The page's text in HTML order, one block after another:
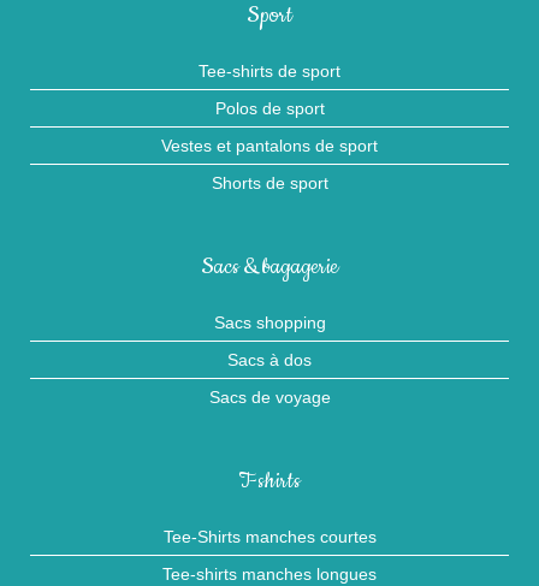
Sport
Tee-shirts de sport
Polos de sport
Vestes et pantalons de sport
Shorts de sport
Sacs & bagagerie
Sacs shopping
Sacs à dos
Sacs de voyage
T-shirts
Tee-Shirts manches courtes
Tee-shirts manches longues